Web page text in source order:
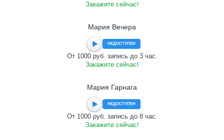
Закажите сейчас!
Мария Вечера
НЕДОСТУПЕН
От 1000 руб. запись до 3 час.
Закажите сейчас!
Мария Гарнага
НЕДОСТУПЕН
От 1000 руб. запись до 8 час.
Закажите сейчас!